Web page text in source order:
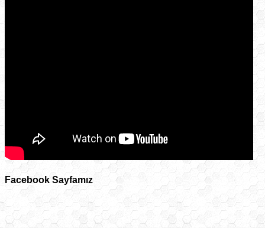
Facebook Sayfamız